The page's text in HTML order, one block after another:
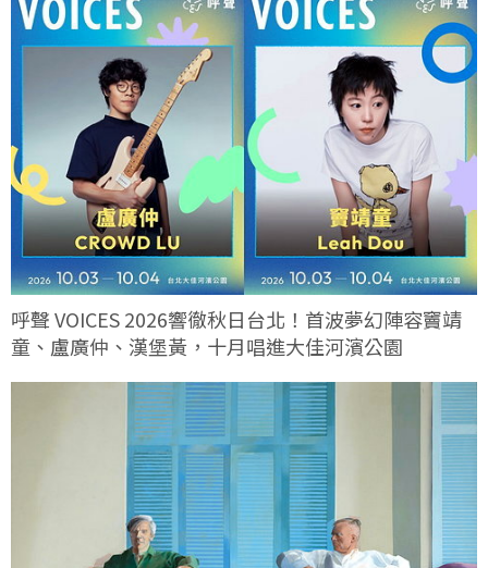
呼聲 VOICES 2026響徹秋日台北！首波夢幻陣容竇靖
童、盧廣仲、漢堡黃，十月唱進大佳河濱公園